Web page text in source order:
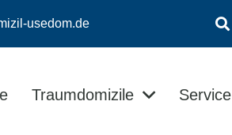
usedom.de
Traumdomizile Service